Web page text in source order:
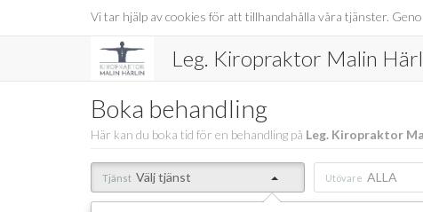
Vi tar hjälp av cookies för att tillhandahålla våra tjänster.
Leg. Kiropraktor Malin
Boka behandling
Här kan du boka tid för en behandling på Leg. Kiropraktor
Tjänst Välj tjänst Utövare ALLA